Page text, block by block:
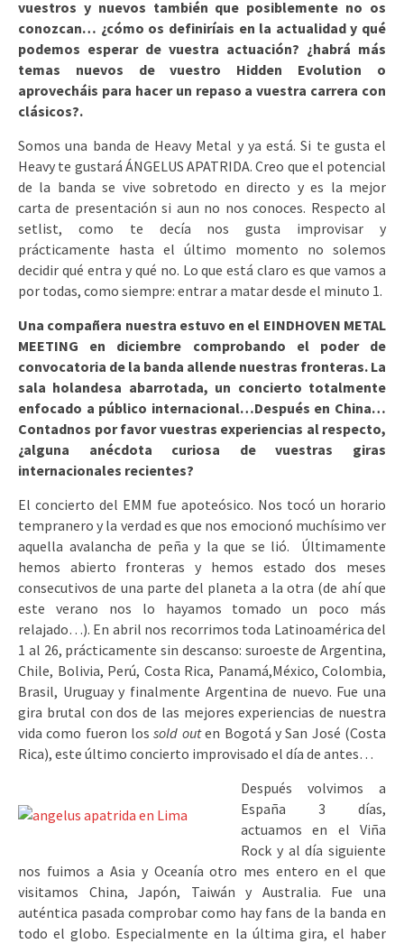
vuestros y nuevos también que posiblemente no os
conozcan… ¿cómo os definiríais en la actualidad y qué
podemos esperar de vuestra actuación? ¿habrá más
temas nuevos de vuestro Hidden Evolution o
aprovecháis para hacer un repaso a vuestra carrera con
clásicos?.
Somos una banda de Heavy Metal y ya está. Si te gusta el
Heavy te gustará ÁNGELUS APATRIDA. Creo que el potencial
de la banda se vive sobretodo en directo y es la mejor
carta de presentación si aun no nos conoces. Respecto al
setlist, como te decía nos gusta improvisar y
prácticamente hasta el último momento no solemos
decidir qué entra y qué no. Lo que está claro es que vamos a
por todas, como siempre: entrar a matar desde el minuto 1.
Una compañera nuestra estuvo en el EINDHOVEN METAL
MEETING en diciembre comprobando el poder de
convocatoria de la banda allende nuestras fronteras. La
sala holandesa abarrotada, un concierto totalmente
enfocado a público internacional…Después en China…
Contadnos por favor vuestras experiencias al respecto,
¿alguna anécdota curiosa de vuestras giras
internacionales recientes?
El concierto del EMM fue apoteósico. Nos tocó un horario
tempranero y la verdad es que nos emocionó muchísimo ver
aquella avalancha de peña y la que se lió. Últimamente
hemos abierto fronteras y hemos estado dos meses
consecutivos de una parte del planeta a la otra (de ahí que
este verano nos lo hayamos tomado un poco más
relajado…). En abril nos recorrimos toda Latinoamérica del
1 al 26, prácticamente sin descanso: suroeste de Argentina,
Chile, Bolivia, Perú, Costa Rica, Panamá,México, Colombia,
Brasil, Uruguay y finalmente Argentina de nuevo. Fue una
gira brutal con dos de las mejores experiencias de nuestra
vida como fueron lossold outen Bogotá y San José (Costa
Rica), este último concierto improvisado el día de antes…
Después volvimos a
España 3 días,
actuamos en el Viña
Rock y al día siguiente
nos fuimos a Asia y Oceanía otro mes entero en el que
visitamos China, Japón, Taiwán y Australia. Fue una
auténtica pasada comprobar como hay fans de la banda en
todo el globo. Especialmente en la última gira, el haber